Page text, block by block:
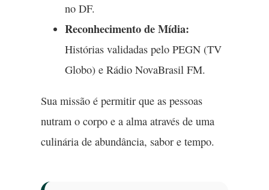
no DF.
Reconhecimento de Mídia:
Histórias validadas pelo PEGN (TV
Globo) e Rádio NovaBrasil FM.
Sua missão é permitir que as pessoas
nutram o corpo e a alma através de uma
culinária de abundância, sabor e tempo.